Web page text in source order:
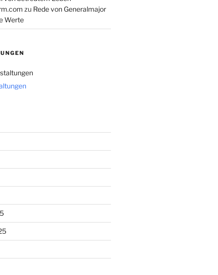
zu Rede von Generalmajor
Werte